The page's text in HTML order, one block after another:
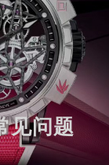
见问题